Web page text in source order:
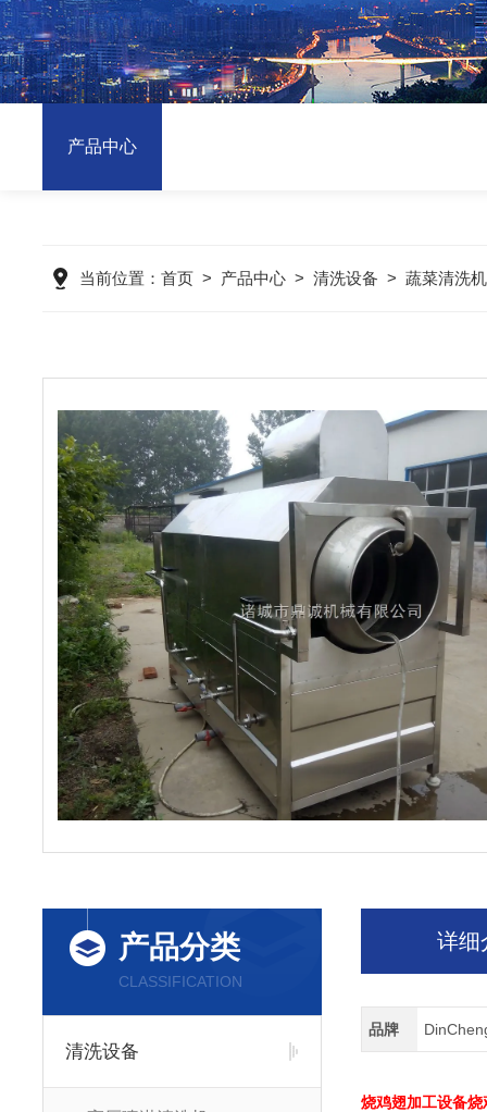
产品中心
当前位置： 首页 > 产品中心 > 清洗设备 > 蔬菜清洗机
产品分类
CLASSIFICATION
清洗设备
详细
品牌
烧鸡翅加工设备